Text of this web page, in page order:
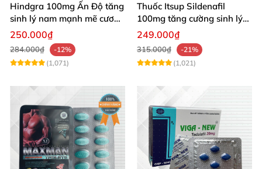
Hindgra 100mg Ấn Độ tăng
sinh lý nam mạnh mẽ cương
dương lâu
250.000₫
284.000₫
-12%
(1,071)
Thuốc Itsup Sildenafil
100mg tăng cường sinh lý
kéo dài thời gian cho nam
249.000₫
315.000₫
-21%
(1,021)